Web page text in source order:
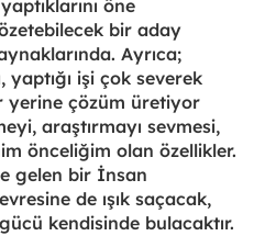
öne
bir aday
Ayrıca;
yaptığı işi çok severek
yerine çözüm üretiyor
araştırmayı sevmesi,
önceliğim olan özellikler.
gelen bir İnsan
de ışık saçacak,
kendisinde bulacaktır.